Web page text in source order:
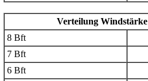
Verteilung Windstärke
8 Bft
7 Bft
6 Bft